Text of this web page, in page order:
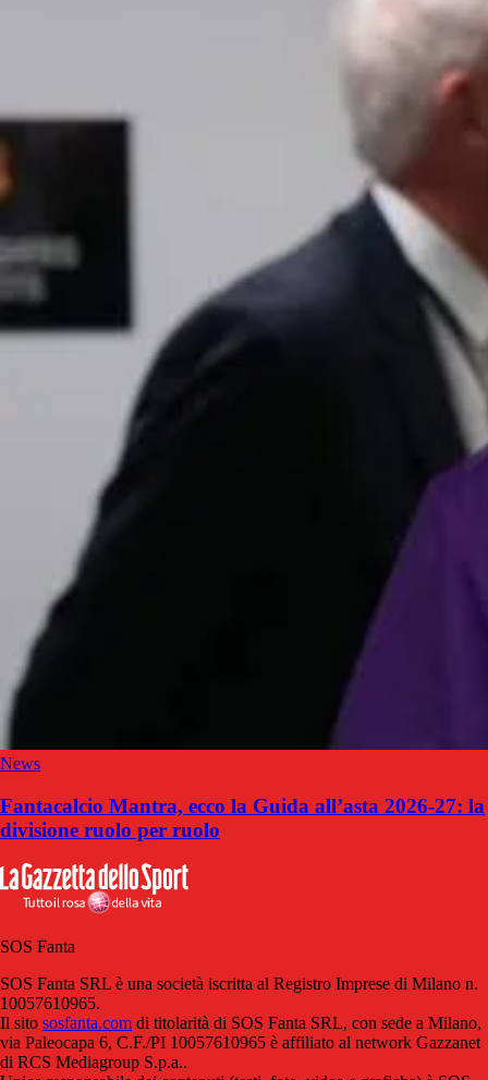
News
Fantacalcio Mantra, ecco la Guida all’asta 2026-27: la
divisione ruolo per ruolo
SOS Fanta
SOS Fanta SRL è una società iscritta al Registro Imprese di Milano n.
10057610965.
Il sito sosfanta.com di titolarità di SOS Fanta SRL, con sede a Milano,
via Paleocapa 6, C.F./PI 10057610965 è affiliato al network Gazzanet
di RCS Mediagroup S.p.a..